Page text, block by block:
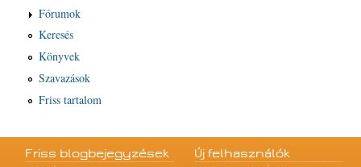
Fórumok
Keresés
Könyvek
Szavazások
Friss tartalom
Friss blogbejegyzések Új felhasználók